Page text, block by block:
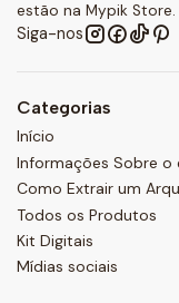
estão na Mypik
Siga-nos
Categorias
Início
Informações Sobre o
Como Extrair um
Todos os Produtos
Kit Digitais
Mídias sociais